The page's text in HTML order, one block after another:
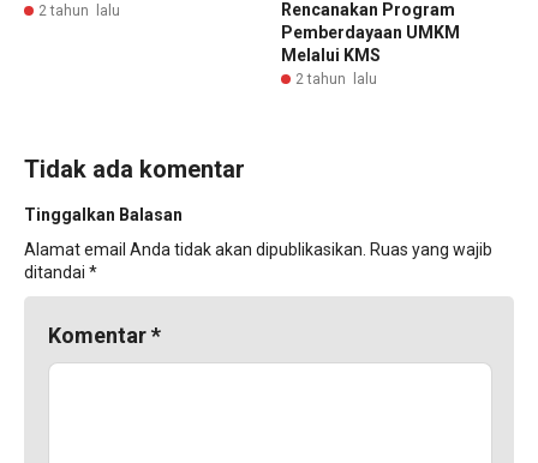
2 tahun lalu
Rencanakan Program
Pemberdayaan UMKM
Melalui KMS
2 tahun lalu
Tidak ada komentar
Tinggalkan Balasan
Alamat email Anda tidak akan dipublikasikan. Ruas yang wajib
ditandai *
Komentar*